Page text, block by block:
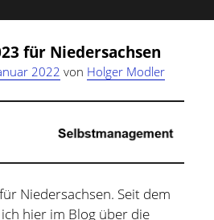
Vorlagen zum Ausdrucken
und Grafiken
Hildesheim
für Niedersachsen
2022 von Holger Modler
Niedersachsen. Seit dem
hier im Blog über die